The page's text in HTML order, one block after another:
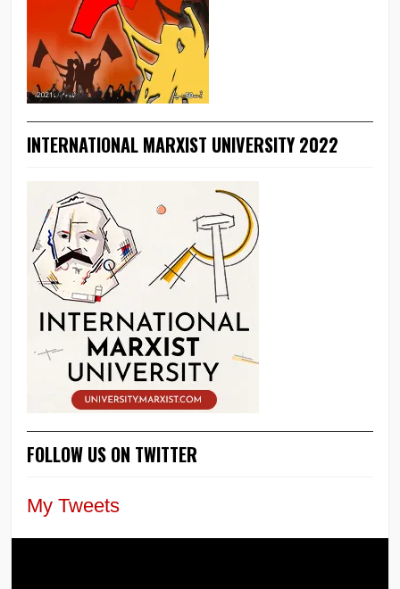
INTERNATIONAL MARXIST UNIVERSITY 2022
FOLLOW US ON TWITTER
My Tweets